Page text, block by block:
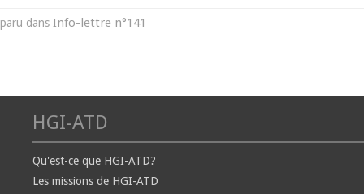
paru dans Info-lettre n°141
HGI-ATD
Qu'est-ce que HGI-ATD?
Les missions de HGI-ATD